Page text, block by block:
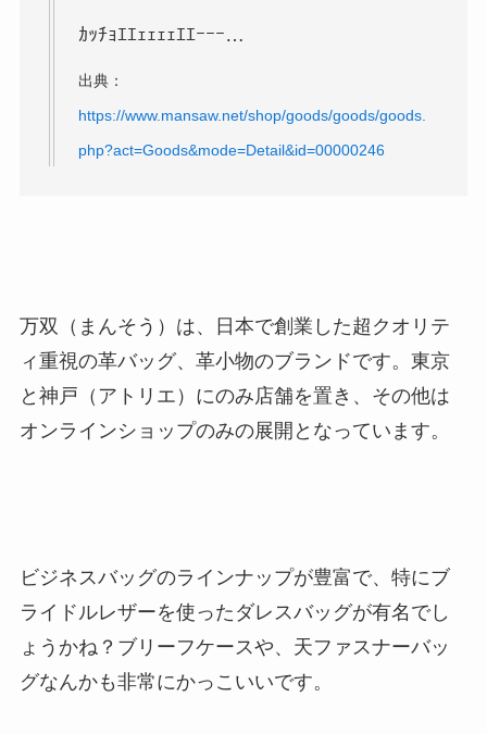
ｶｯﾁｮｴｴｪｪｪｪｴｴｰｰｰ…
出典：
https://www.mansaw.net/shop/goods/goods/goods.
php?act=Goods&mode=Detail&id=00000246
万双（まんそう）は、日本で創業した超クオリテ
ィ重視の革バッグ、革小物のブランドです。東京
と神戸（アトリエ）にのみ店舗を置き、その他は
オンラインショップのみの展開となっています。
ビジネスバッグのラインナップが豊富で、特にブ
ライドルレザーを使ったダレスバッグが有名でし
ょうかね？ブリーフケースや、天ファスナーバッ
グなんかも非常にかっこいいです。